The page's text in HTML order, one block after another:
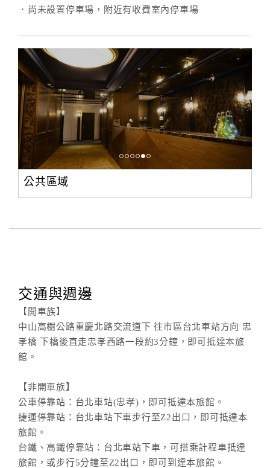
．尚未設置停車場，附近有收費室內停車場
公共區域
交通與週邊
【開車族】
中山高樹公路重慶北路交流道下 往市區台北車站方向 忠
孝橋 下橋後直走忠孝西路一段約3分鐘，即可抵達本旅
館。
【非開車族】
公車停靠站：台北車站(忠孝)，即可抵達本旅館。
捷運停靠站：台北車站下車步行至Z2出口，即可抵達本
旅館。
台鐵、高鐵停靠站：台北車站下車，可搭乘計程車抵達
旅館，或步行5分鐘至Z2出口，即可到達本旅館。